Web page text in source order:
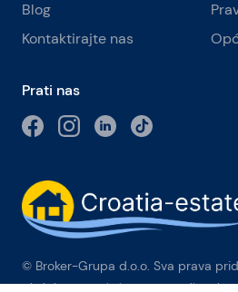
Blog
Kontaktirajte nas
Prati nas
© Broker-Grupa d.o.o. Sva prava
Obala kneza Branimira 1, 21000 Split-